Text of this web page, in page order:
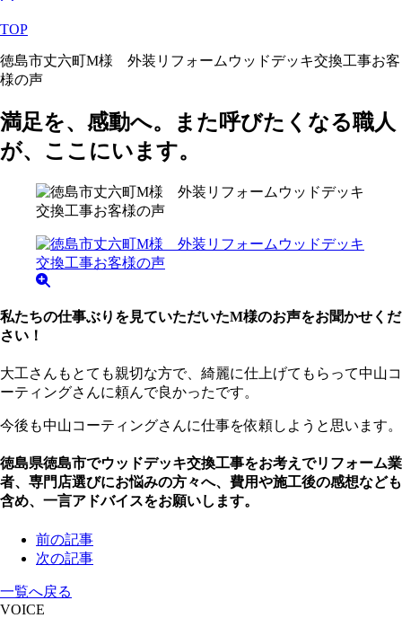
TOP
徳島市丈六町M様 外装リフォームウッドデッキ交換工事お客
様の声
満足を、感動へ。また呼びたくなる職人
が、ここにいます。
私たちの仕事ぶりを見ていただいたM様のお声をお聞かせくだ
さい！
大工さんもとても親切な方で、綺麗に仕上げてもらって中山コ
ーティングさんに頼んで良かったです。
今後も中山コーティングさんに仕事を依頼しようと思います。
徳島県徳島市でウッドデッキ交換工事をお考えでリフォーム業
者、専門店選びにお悩みの方々へ、費用や施工後の感想なども
含め、一言アドバイスをお願いします。
前の記事
次の記事
一覧へ戻る
VOICE